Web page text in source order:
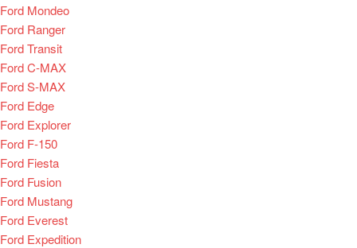
Ford Mondeo
Ford Ranger
Ford Transit
Ford C-MAX
Ford S-MAX
Ford Edge
Ford Explorer
Ford F-150
Ford Fiesta
Ford Fusion
Ford Mustang
Ford Everest
Ford Expedition